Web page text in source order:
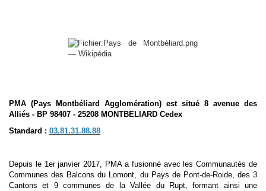
PMA (Pays Montbéliard Agglomération) est situé 8 avenue des
Alliés - BP 98407 - 25208 MONTBELIARD Cedex
Standard : 03.81.31.88.88
Depuis le 1er janvier 2017, PMA a fusionné avec les Communautés de
Communes des Balcons du Lomont, du Pays de Pont-de-Roide, des 3
Cantons et 9 communes de la Vallée du Rupt, formant ainsi une